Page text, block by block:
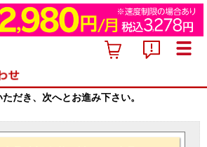
だき、次へとお進み下さい。